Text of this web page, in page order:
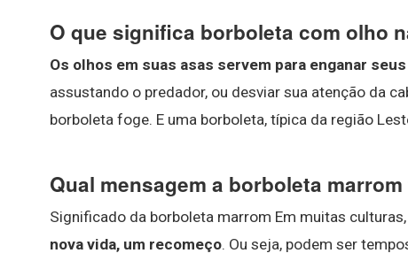
O que significa borboleta com olho
Os olhos em suas asas servem para enganar
assustando o predador, ou desviar sua atenção da
borboleta foge. E uma borboleta, típica da região
Qual mensagem a borboleta
Significado da borboleta marrom Em muitas
nova vida, um recomeço. Ou seja, podem ser